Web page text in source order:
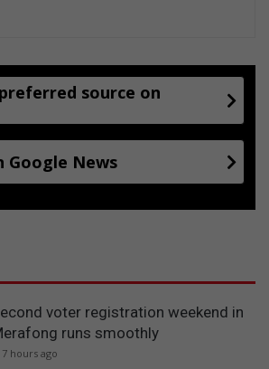
source on
Google News
voter registration weekend in
runs smoothly
7 hours ago